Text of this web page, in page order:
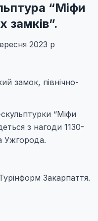
“Міфи
замків”.
2023 р
замок, північно-
“Міфи
з нагоди 1130-
Ужгорода.
Закарпаття.